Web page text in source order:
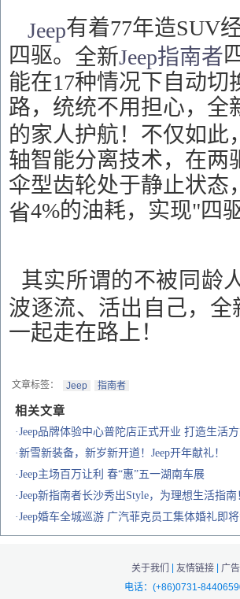
Jeep有着77年造SUV
四驱。 全新Jeep指南者
能在17种情况下自动
路，统统不用担心，全
的家人护航！ 不仅如此，
轴智能分离技术，在两
伞型齿轮处于静止状态
省4%的油耗，实现"四
其实所谓的不被同龄
波逐流、活出自己，全
一起走在路上！
文章标签： Jeep 指南者
相关文章
·Jeep品牌体验中心普陀店正式开业 打造生活
·新雪新装备，新岁新开道！Jeep开年献礼！
·Jeep主场百万让利 春“惠”五一湖南车展
·Jeep新指南者长沙秀出Style，为理想生活指南
·Jeep婚车全城巡游 广汽菲克员工集体婚礼即
关于我们 | 友情链接 | 广
电话：(+86)0731-